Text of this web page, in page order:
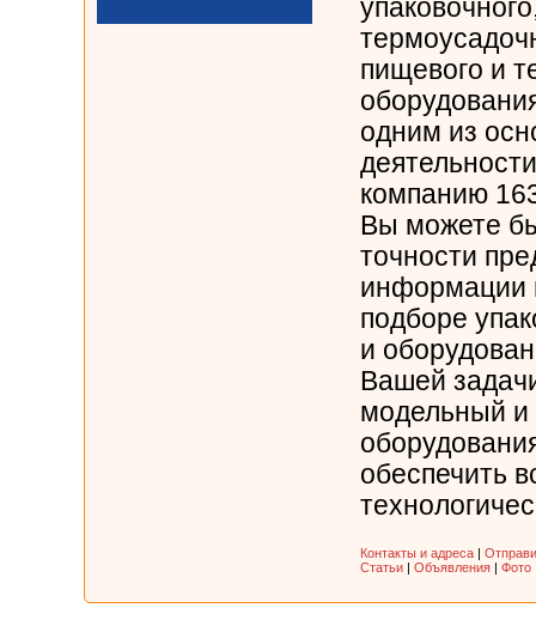
пищевого и
одним из
компанию
Вы можете
точности
информации
подборе
и
Вашей
модельный
обеспечить
Контакты и адреса |
Статьи | Объявления | Фото